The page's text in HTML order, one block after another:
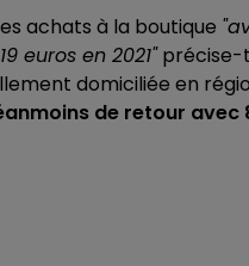
achats à la boutique
euros en 2021"précise-
domiciliée en
de retour